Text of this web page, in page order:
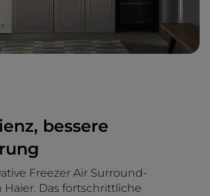
bessere
Freezer Air Surround-
Haier. Das fortschrittliche